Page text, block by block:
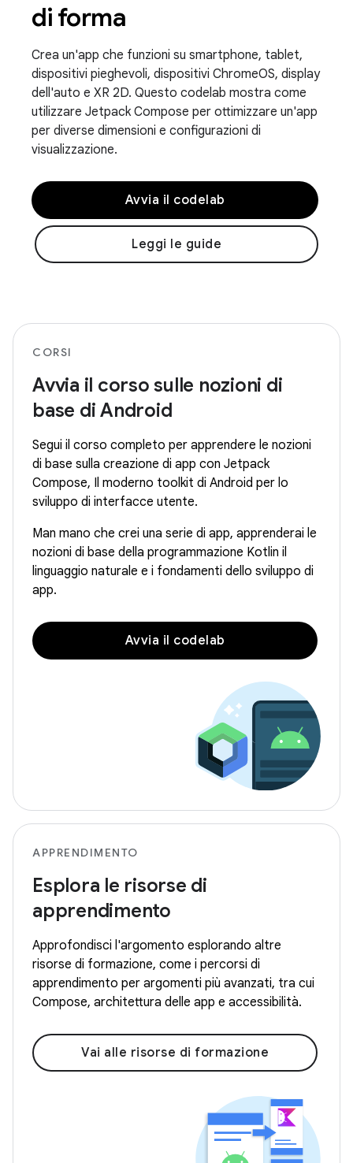
di forma
Crea un'app che funzioni su smartphone, tablet,
dispositivi pieghevoli, dispositivi ChromeOS, display
dell'auto e XR 2D. Questo codelab mostra come
utilizzare Jetpack Compose per ottimizzare un'app
per diverse dimensioni e configurazioni di
visualizzazione.
Avvia il codelab
Leggi le guide
CORSI
Avvia il corso sulle nozioni di
base di Android
Segui il corso completo per apprendere le nozioni
di base sulla creazione di app con Jetpack
Compose, Il moderno toolkit di Android per lo
sviluppo di interfacce utente.
Man mano che crei una serie di app, apprenderai le
nozioni di base della programmazione Kotlin il
linguaggio naturale e i fondamenti dello sviluppo di
app.
Avvia il codelab
APPRENDIMENTO
Esplora le risorse di
apprendimento
Approfondisci l'argomento esplorando altre
risorse di formazione, come i percorsi di
apprendimento per argomenti più avanzati, tra cui
Compose, architettura delle app e accessibilità.
Vai alle risorse di formazione